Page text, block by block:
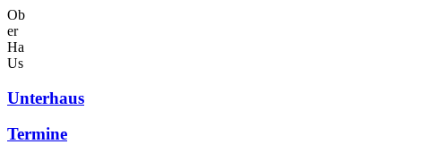
Ob
er
Ha
Us
Unterhaus
Termine